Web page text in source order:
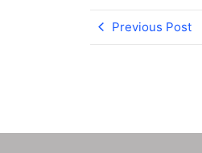
Previous Post